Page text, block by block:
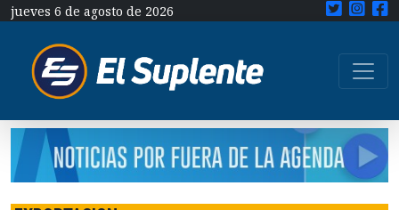
jueves 6 de agosto de 2026